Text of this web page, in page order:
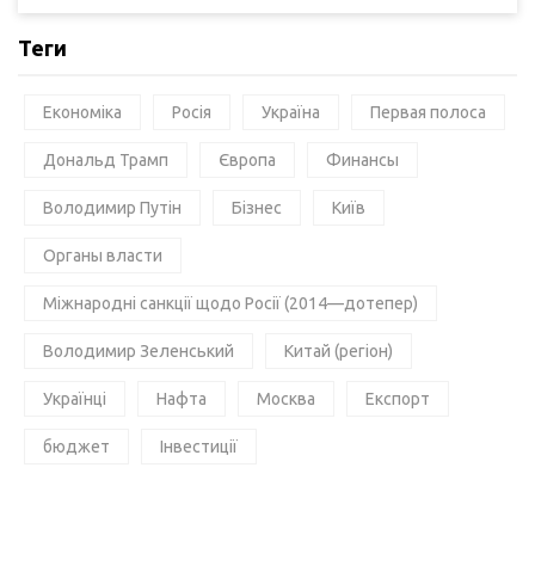
Теги
Економіка Росія Україна Первая полоса
Дональд Трамп Європа Финансы
Володимир Путін Бізнес Київ
Органы власти
Міжнародні санкції щодо Росії (2014—дотепер)
Володимир Зеленський Китай (регіон)
Українці Нафта Москва Експорт
бюджет Інвестиції